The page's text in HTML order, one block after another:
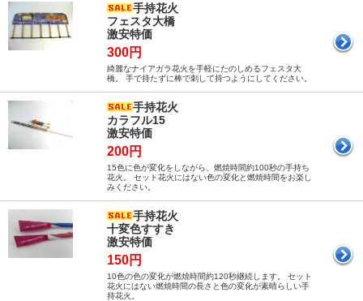
手持花火
フェスタ大橋
激安特価
300円
綺麗なナイアガラ花火を手軽にたのしめるフェスタ大
橋。 手で持たずに棒で刺して持つようにしてください。
手持花火
カラフル15
激安特価
200円
15色に色が変化をしながら、燃焼時間約100秒の手持ち
花火。 セット花火にはない色の変化と燃焼時間をお楽し
みください。
手持花火
十変色すすき
激安特価
150円
10色の色の変化が燃焼時間約120秒継続します。 セット
花火にはない燃焼時間の長さと色の変化が素晴らしい手
持花火。